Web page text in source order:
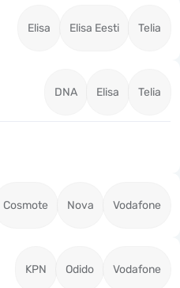
Elisa Elisa Eesti Telia
DNA Elisa Telia
Cosmote Nova Vodafone
KPN Odido Vodafone